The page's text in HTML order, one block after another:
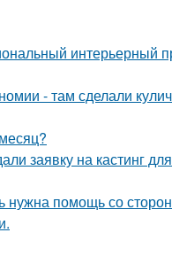
интерьерный
- там сделали
заявку на кастинг
нужна помощь со